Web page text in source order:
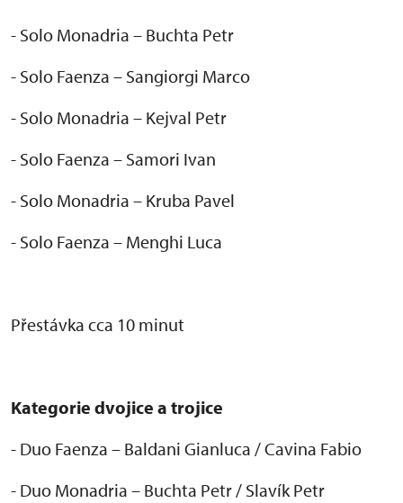
- Solo Monadria – Buchta Petr
- Solo Faenza – Sangiorgi Marco
- Solo Monadria – Kejval Petr
- Solo Faenza – Samori Ivan
- Solo Monadria – Kruba Pavel
- Solo Faenza – Menghi Luca
Přestávka cca 10 minut
Kategorie dvojice a trojice
- Duo Faenza – Baldani Gianluca / Cavina Fabio
- Duo Monadria – Buchta Petr / Slavík Petr